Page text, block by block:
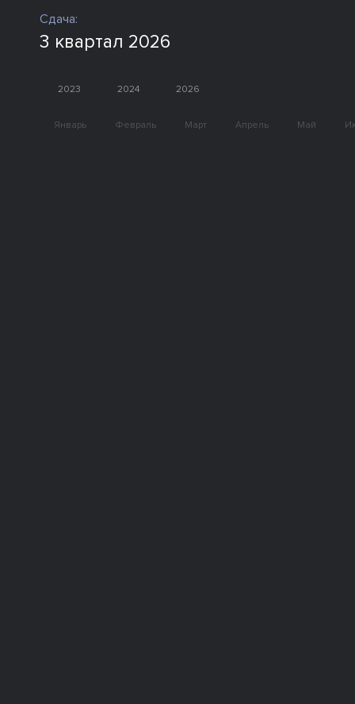
Сдача:
3 квартал 2026
2023 2024 2026
Январь Февраль Март Апрель Май